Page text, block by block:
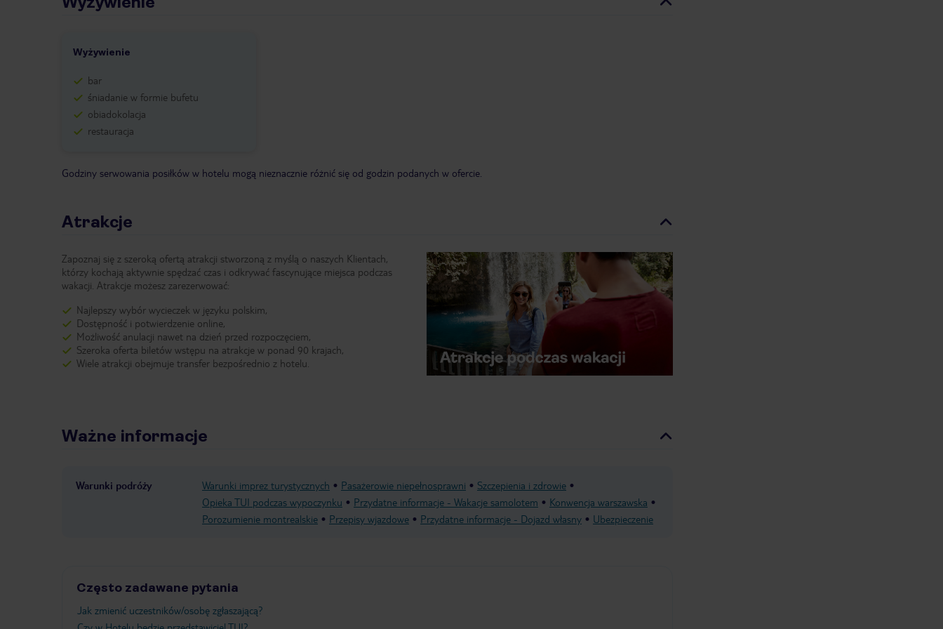
Wyżywienie
bar
śniadanie w formie bufetu
obiadokolacja
restauracja
Godziny serwowania posiłków w hotelu mogą nieznacznie różnić się od godzin podanych w ofercie.
Atrakcje
Zapoznaj się z szeroką ofertą atrakcji stworzoną z myślą o naszych Klientach,
którzy kochają aktywnie spędzać czas i odkrywać fascynujące miejsca podczas
wakacji. Atrakcje możesz zarezerwować:
Najlepszy wybór wycieczek w języku polskim,
Dostępność i potwierdzenie online,
Możliwość anulacji nawet na dzień przed rozpoczęciem,
Szeroka oferta biletów wstępu na atrakcje w ponad 90 krajach,
Wiele atrakcji obejmuje transfer bezpośrednio z hotelu.
Ważne informacje
Warunki podróży Warunki imprez turystycznych Pasażerowie niepełnosprawni
Szczepienia i zdrowie
Opieka TUI podczas wypoczynku
Przydatne informacje - Wakacje samolotem
Konwencja warszawska
Porozumienie montrealskie
Przepisy wjazdowe Przydatne informacje - Dojazd własny Ubezpieczenie
Często zadawane pytania
Jak zmienić uczestników/osobę zgłaszającą?